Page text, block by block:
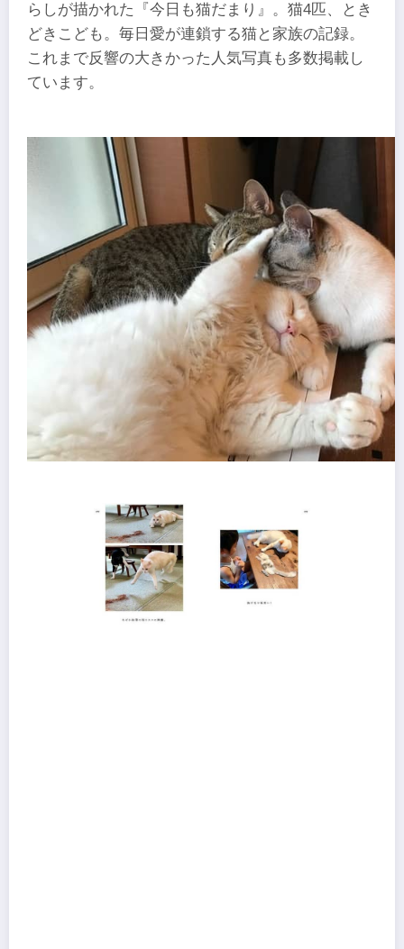
らしが描かれた『今日も猫だまり』。猫4匹、とき
どきこども。毎日愛が連鎖する猫と家族の記録。
これまで反響の大きかった人気写真も多数掲載し
ています。